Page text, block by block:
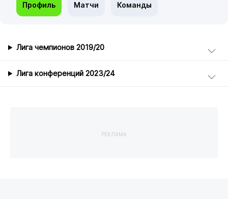
Профиль Матчи Команды
Лига чемпионов 2019/20
Лига конференций 2023/24
РЕКЛАМА